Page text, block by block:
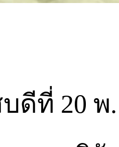
ดีที่ 20 พ.